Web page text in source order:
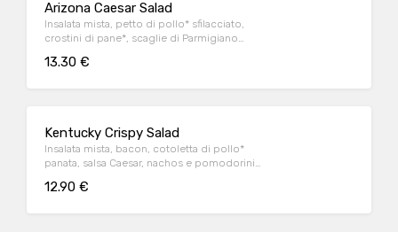
Arizona Caesar Salad
Insalata mista, petto di pollo* sfilacciato,
crostini di pane*, scaglie di Parmigiano
13.30 €
Kentucky Crispy Salad
Insalata mista, bacon, cotoletta di pollo*
panata, salsa Caesar, nachos e pomodorini
12.90 €